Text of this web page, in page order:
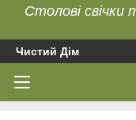
Столові свічки
Чистий Дім